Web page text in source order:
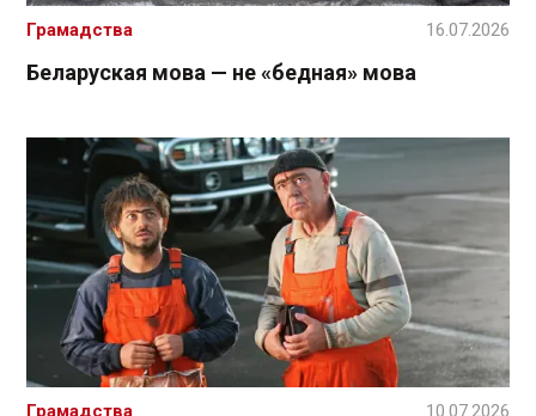
Беларуская мова — не «бедная» мова
Грамадства 16.07.2026
Грамадства 10.07.2026